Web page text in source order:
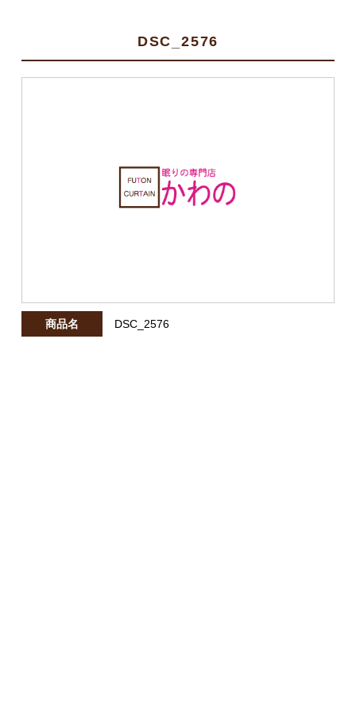
DSC_2576
商品名 DSC_2576